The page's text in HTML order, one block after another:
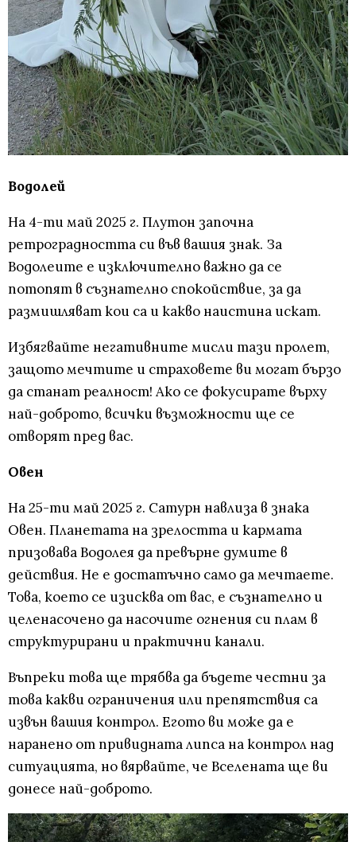
Водолей
На 4-ти май 2025 г. Плутон започна
ретроградността си във вашия знак. За
Водолеите е изключително важно да се
потопят в съзнателно спокойствие, за да
размишляват кои са и какво наистина искат.
Избягвайте негативните мисли тази пролет,
защото мечтите и страховете ви могат бързо
да станат реалност! Ако се фокусирате върху
най-доброто, всички възможности ще се
отворят пред вас.
Овен
На 25-ти май 2025 г. Сатурн навлиза в знака
Овен. Планетата на зрелостта и кармата
призовава Водолея да превърне думите в
действия. Не е достатъчно само да мечтаете.
Това, което се изисква от вас, е съзнателно и
целенасочено да насочите огнения си плам в
структурирани и практични канали.
Въпреки това ще трябва да бъдете честни за
това какви ограничения или препятствия са
извън вашия контрол. Егото ви може да е
наранено от привидната липса на контрол над
ситуацията, но вярвайте, че Вселената ще ви
донесе най-доброто.